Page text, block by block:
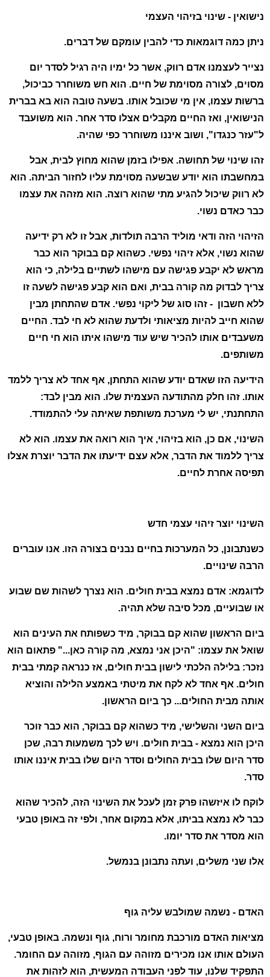
נישואין - שינוי בזיהוי העצמי
ניתן כמה דוגמאות כדי להבין עומקם של דברים.
נצייר לעצמנו אדם רווק, אשר כל ימיו היה רגיל לסדר יום
מסוים, לצורה מסוימת של חיים. הוא חש משוחרר כביכול,
ברשות עצמו, אין מי שכובל אותו. בשעה טובה הוא בא בברית
הנישואין, ואז החיים מקבלים אצלו סדר אחר. הוא משועבד
ל"עזר כנגדו", ושוב איננו משוחרר כפי שהיה.
זהו שינוי של תחושה. אפילו בזמן שהוא מחוץ לבית, אבל
במחשבתו הוא יודע שבשעה מסוימת עליו לחזור הביתה. הוא
לא רווק שיכול להגיע מתי שהוא רוצה. הוא מזהה את עצמו
כבר כאדם נשוי.
הזיהוי הזה ודאי מוליד הרבה תולדות, אבל זו לא רק ידיעה
שהוא נשוי, אלא זיהוי נפשי. כשהוא קם בבוקר הוא כבר
מראש לא יקבע פגישה עם מישהו לשתיים בלילה, כי הוא
צריך לבדוק מה קורה בבית, ואם הוא קבע פגישה לשעה זו
ללא חשבון - זהו סוג של ליקוי נפשי. אדם שהתחתן מבין
שהוא חייב להיות מציאותי ולדעת שהוא לא חי לבד. החיים
משעבדים אותו להכיר שיש עוד מישהו איתו הוא חי חיים
משותפים.
הידיעה הזו שאדם יודע שהוא התחתן, אף אחד לא צריך ללמד
אותו. זהו חלק מהתודעה העצמית שלו. הוא מבין לבד:
התחתנתי, יש לי מערכת משותפת שאיתה עלי להתמודד.
השינוי, אם כן, הוא בזיהוי, איך הוא רואה את עצמו. הוא לא
צריך ללמוד את הדבר, אלא עצם ידיעתו את הדבר יוצרת אצלו
תפיסה אחרת לחיים.
השינוי יוצר זיהוי עצמי חדש
כשנתבונן, כל המערכות בחיים נבנים בצורה הזו. אנו עוברים
הרבה שינויים.
לדוגמא: אדם נמצא בבית חולים. הוא נצרך לשהות שם שבוע
או שבועיים, מכל סיבה שלא תהיה.
ביום הראשון שהוא קם בבוקר, מיד כשפותח את העינים הוא
שואל את עצמו: "היכן אני נמצא, מה קורה כאן..." פתאום הוא
נזכר: בלילה הלכתי לישון בבית חולים, אז כנראה קמתי בבית
חולים. אף אחד לא לקח את מיטתי באמצע הלילה והוציא
אותה מבית החולים... כך ביום הראשון.
ביום השני והשלישי, מיד כשהוא קם בבוקר, הוא כבר זוכר
היכן הוא נמצא - בבית חולים. ויש לכך משמעות רבה, שכן
סדר היום שלו בבית החולים וסדר היום שלו בבית איננו אותו
סדר.
לוקח לו איזשהו פרק זמן לעכל את השינוי הזה, להכיר שהוא
כבר לא נמצא בביתו, אלא במקום אחר, ולפי זה באופן טבעי
הוא מסדר את סדר יומו.
אלו שני משלים, ועתה נתבונן בנמשל.
האדם - נשמה שמולבש עליה גוף
מציאות האדם מורכבת מחומר ורוח, גוף ונשמה. באופן טבעי,
העולם אותו אנו מכירים מזוהה עם הגוף, מזוהה עם החומר.
התפקיד שלנו, עוד לפני העבודה המעשית, הוא לזהות את